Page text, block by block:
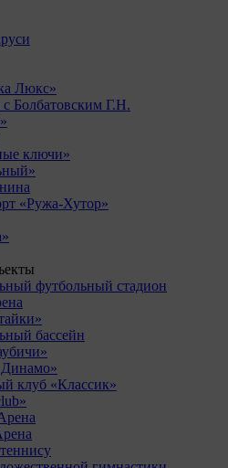
Люкс»
Болбатовским Г.Н.
ключи»
«Ружа-Хутор»
футбольный стадион
бассейн
клуб «Классик»